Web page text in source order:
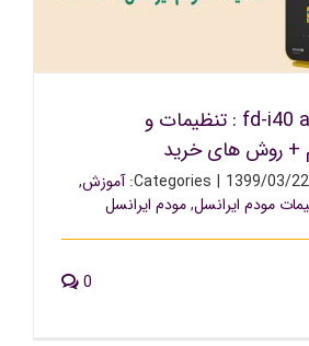
مودم ایرانسل fd-i40 a1 : تنظیمات و مشخصات مودم + روش
مودم ایرانسل fd-i40 a1 : تنظیمات و
روش های خرید
1399/03/22
|
Categories: آموزش,
مودم ایرانسل,مودم ایرانسل
0